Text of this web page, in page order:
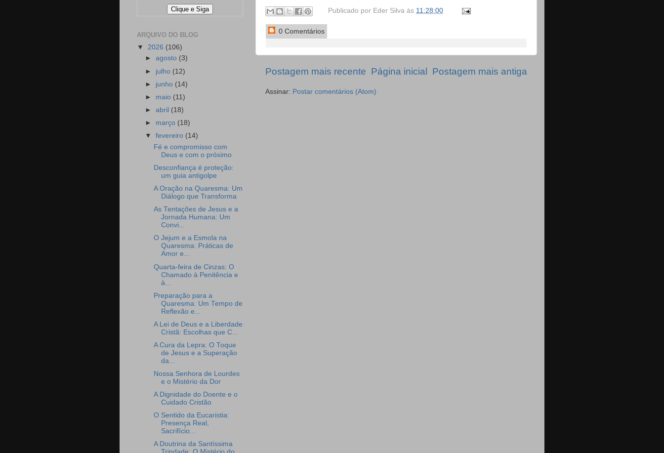
Publicado por Eder Silva às 11:28:00
0 Comentários
Postagem mais recente Postagem mais antiga
Página inicial
Assinar: Postar comentários (Atom)
ARQUIVO DO BLOG
▼ 2026 (106)
►agosto (3)
► julho (12)
► junho (14)
► maio (11)
►abril (18)
► março (18)
▼fevereiro (14)
Fé e compromisso com
Deus e com o próximo
Desconfiança é proteção:
um guia antigolpe
A Oração na Quaresma: Um
Diálogo que Transforma
As Tentações de Jesus e a
Jornada Humana: Um
Convi...
O Jejum e a Esmola na
Quaresma: Práticas de
Amor e...
Quarta-feira de Cinzas: O
Chamado à Penitência e
à...
Preparação para a
Quaresma: Um Tempo de
Reflexão e...
A Lei de Deus e a Liberdade
Cristã: Escolhas que C...
A Cura da Lepra: O Toque
de Jesus e a Superação
da...
Nossa Senhora de Lourdes
e o Mistério da Dor
A Dignidade do Doente e o
Cuidado Cristão
O Sentido da Eucaristia:
Presença Real,
Sacrifício...
A Doutrina da Santíssima